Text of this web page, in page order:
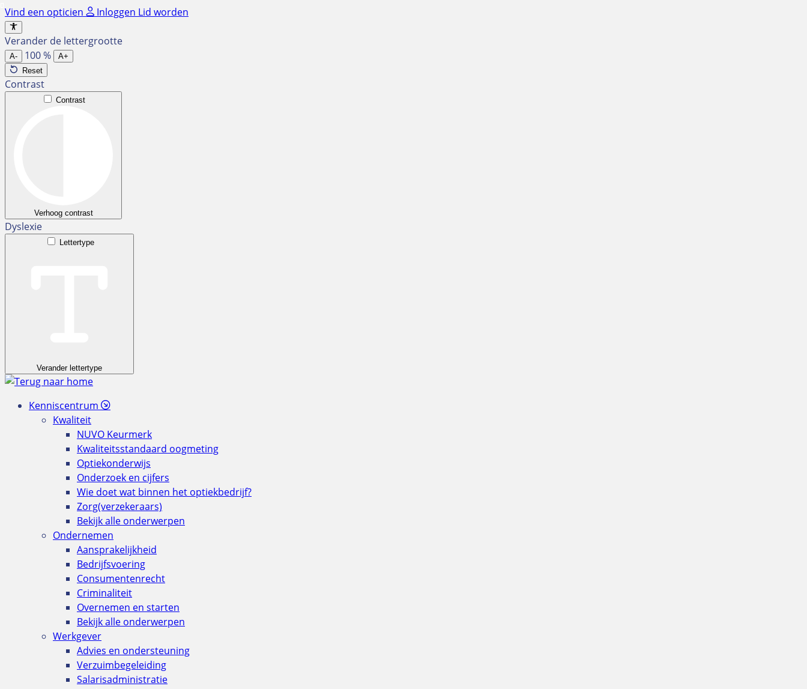
Ga
naar
de
inhoud
Vind een opticien Inloggen Lid worden
Verander de lettergrootte
A- 100%
A+
Reset
Contrast
Contrast
Verhoog contrast
Dyslexie
Lettertype
Verander lettertype
Kenniscentrum
Kwaliteit
NUVO Keurmerk
Kwaliteitsstandaard oogmeting
Optiekonderwijs
Onderzoek en cijfers
Wie doet wat binnen het optiekbedrijf?
Zorg(verzekeraars)
Bekijk alle onderwerpen
Ondernemen
Aansprakelijkheid
Bedrijfsvoering
Consumentenrecht
Criminaliteit
Overnemen en starten
Bekijk alle onderwerpen
Werkgever
Advies en ondersteuning
Verzuimbegeleiding
Salarisadministratie